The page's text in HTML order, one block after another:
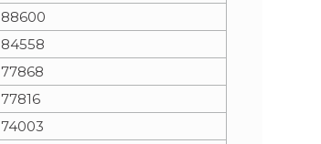
88600
84558
77868
77816
74003